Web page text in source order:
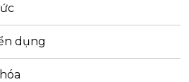
dụng